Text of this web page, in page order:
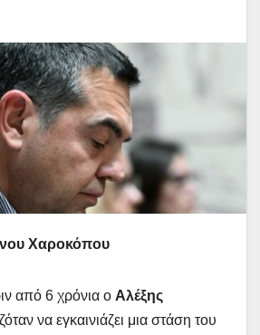
Χαροκόπου
από 6 χρόνια ο Αλέξης
να εγκαινιάζει μια στάση του